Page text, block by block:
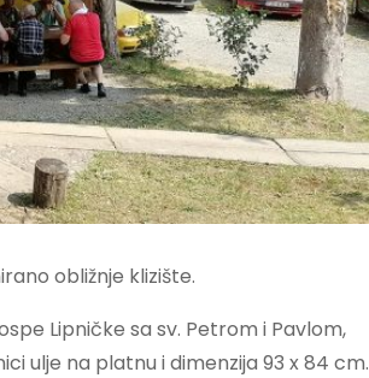
obližnje klizište.
Lipničke sa sv. Petrom i Pavlom,
ulje na platnu i dimenzija 93 x 84 cm.